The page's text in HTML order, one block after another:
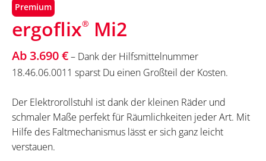
Premium
ergoflix® Mi2
Ab 3.690 €– Dank der Hilfsmittelnummer
18.46.06.0011 sparst Du einen Großteil der Kosten.
Der Elektrorollstuhl ist dank der kleinen Räder und
schmaler Maße perfekt für Räumlichkeiten jeder Art. Mit
Hilfe des Faltmechanismus lässt er sich ganz leicht
verstauen.